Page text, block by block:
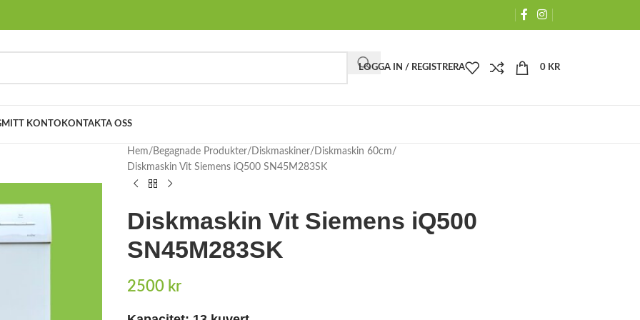
LOGGA IN / REGISTRERA 0 KR
MITT KONTO KONTAKTA OSS
Hem Begagnade Produkter Diskmaskiner Diskmaskin 60cm
Diskmaskin Vit Siemens iQ500 SN45M283SK
Diskmaskin Vit Siemens iQ500
SN45M283SK
2500 kr